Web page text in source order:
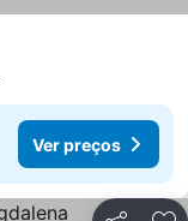
Ver preços